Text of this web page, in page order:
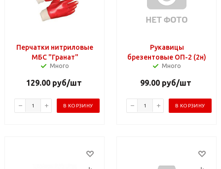
Перчатки нитриловые
МБС "Гранат"
Много
129.00руб/шт
В КОРЗИНУ
Рукавицы
брезентовые ОП-2 (2н)
Много
99.00 руб/шт
В КОРЗИНУ